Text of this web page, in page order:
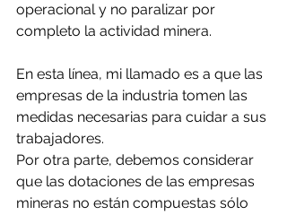
operacional y no paralizar por
completo la actividad minera.
En esta línea, mi llamado es a que las
empresas de la industria tomen las
medidas necesarias para cuidar a sus
trabajadores.
Por otra parte, debemos considerar
que las dotaciones de las empresas
mineras no están compuestas sólo